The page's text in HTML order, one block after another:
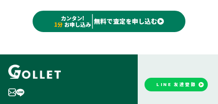
カンタン!
1分 お申し込み 無料で査定を申し込む
LINE 友達登録